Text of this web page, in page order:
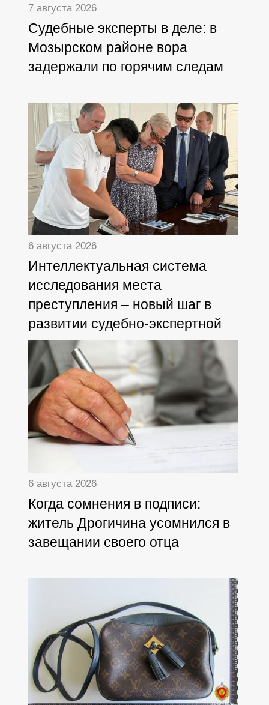
7 августа 2026
Судебные эксперты в деле: в
Мозырском районе вора
задержали по горячим следам
6 августа 2026
Интеллектуальная система
исследования места
преступления – новый шаг в
развитии судебно-экспертной
деятельности
6 августа 2026
Когда сомнения в подписи:
житель Дрогичина усомнился в
завещании своего отца